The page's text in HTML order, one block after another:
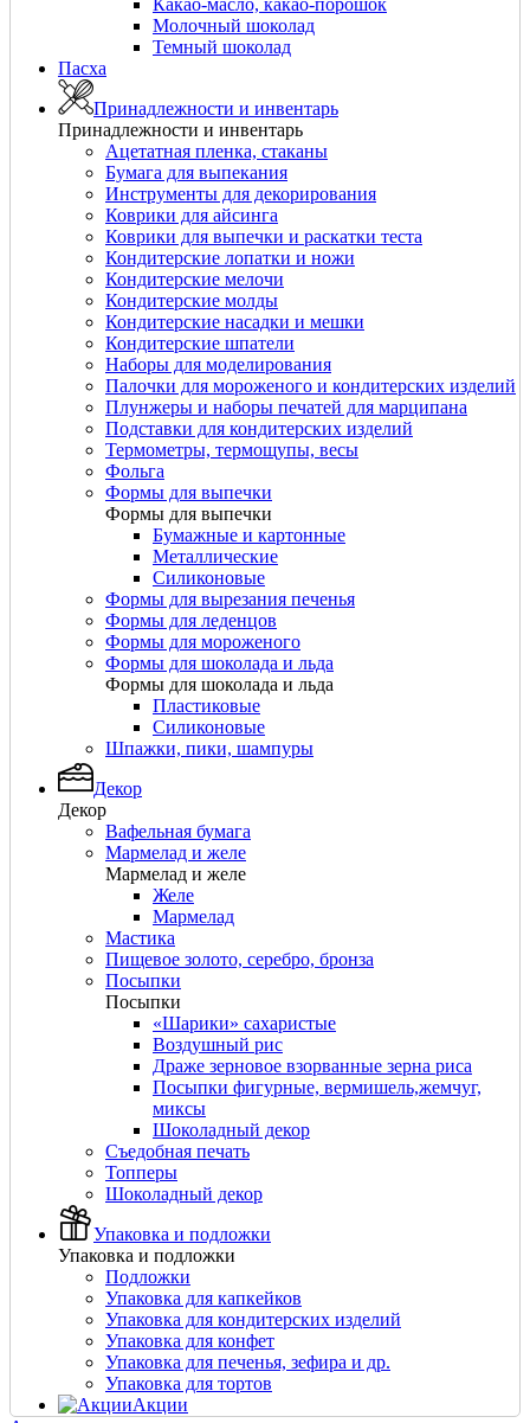
Какао-масло, какао-порошок
Молочный шоколад
Темный шоколад
Пасха
Принадлежности и инвентарь
Принадлежности и инвентарь
Ацетатная пленка, стаканы
Бумага для выпекания
Инструменты для декорирования
Коврики для айсинга
Коврики для выпечки и раскатки теста
Кондитерские лопатки и ножи
Кондитерские мелочи
Кондитерские молды
Кондитерские насадки и мешки
Кондитерские шпатели
Наборы для моделирования
Палочки для мороженого и кондитерских изделий
Плунжеры и наборы печатей для марципана
Подставки для кондитерских изделий
Термометры, термощупы, весы
Фольга
Формы для выпечки
Формы для выпечки
Бумажные и картонные
Металлические
Силиконовые
Формы для вырезания печенья
Формы для леденцов
Формы для мороженого
Формы для шоколада и льда
Формы для шоколада и льда
Пластиковые
Силиконовые
Шпажки, пики, шампуры
Декор
Декор
Вафельная бумага
Мармелад и желе
Мармелад и желе
Желе
Мармелад
Мастика
Пищевое золото, серебро, бронза
Посыпки
Посыпки
«Шарики» сахаристые
Воздушный рис
Драже зерновое взорванные зерна риса
Посыпки фигурные, вермишель,жемчуг,
миксы
Шоколадный декор
Съедобная печать
Топперы
Шоколадный декор
Упаковка и подложки
Упаковка и подложки
Подложки
Упаковка для капкейков
Упаковка для кондитерских изделий
Упаковка для конфет
Упаковка для печенья, зефира и др.
Упаковка для тортов
Акции